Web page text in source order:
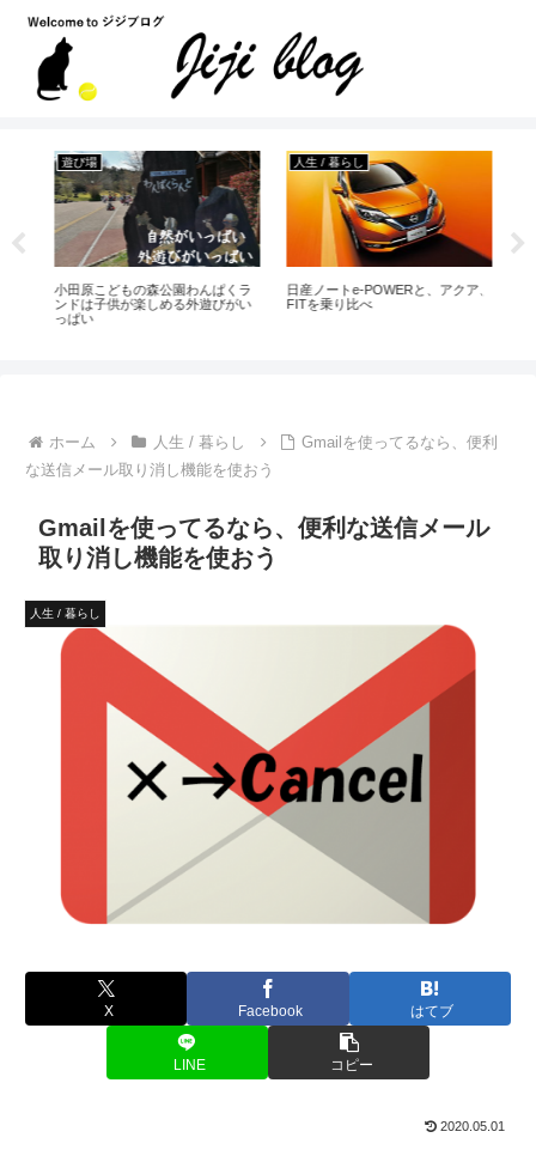
遊び場
小田原こどもの森公園わんぱくラ
ンドは子供が楽しめる外遊びがい
っぱい
人生 / 暮らし
日産ノートe-POWERと、アクア、
FITを乗り比べ
ホーム 人生 / 暮らし
Gmailを使ってるなら、便利
な送信メール取り消し機能を使おう
Gmailを使ってるなら、便利な送信メール
取り消し機能を使おう
人生 / 暮らし
X Facebook はてブ
LINE コピー
2020.05.01